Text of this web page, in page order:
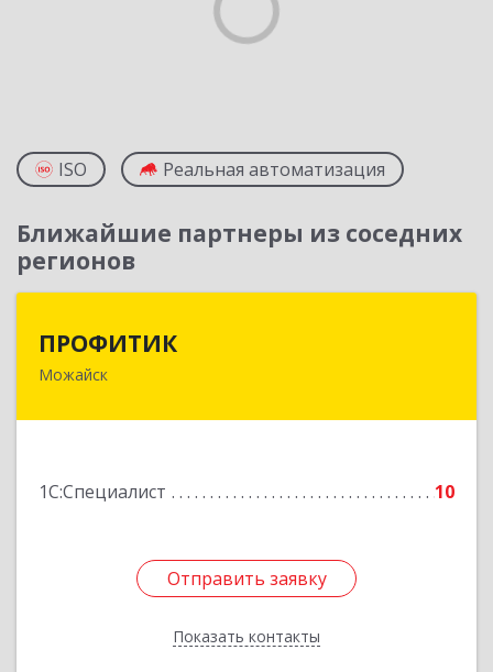
ISO Реальная автоматизация
Ближайшие партнеры из соседних
регионов
ПРОФИТИК
Можайск
1С:Специалист 10
Отправить заявку
Показать контакты
143200, Московская обл, Можайский р-н,
Отправить заявку
Назад